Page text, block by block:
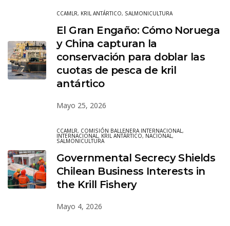
CCAMLR, KRIL ANTÁRTICO, SALMONICULTURA
El Gran Engaño: Cómo Noruega
y China capturan la
conservación para doblar las
cuotas de pesca de kril
antártico
Mayo 25, 2026
CCAMLR, COMISIÓN BALLENERA INTERNACIONAL,
INTERNACIONAL, KRIL ANTÁRTICO, NACIONAL,
SALMONICULTURA
Governmental Secrecy Shields
Chilean Business Interests in
the Krill Fishery
Mayo 4, 2026